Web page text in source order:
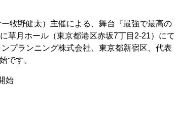
牧野健太）主催による、舞台『最強で最⾼の
草⽉ホール（東京都港区赤坂7丁目2-21）にて
プランニング株式会社、東京都新宿区、代表
です。
始